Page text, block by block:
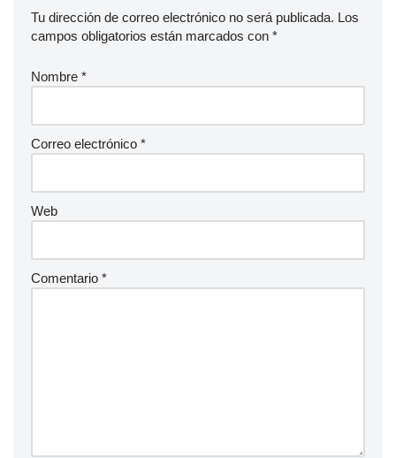
Tu dirección de correo electrónico no será publicada. Los
campos obligatorios están marcados con *
Nombre *
Correo electrónico *
Web
Comentario *